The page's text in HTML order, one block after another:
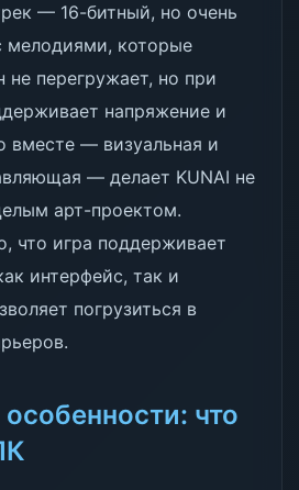
— 16-битный, но очень
мелодиями, которые
не перегружает, но при
напряжение и
вместе — визуальная и
— делает KUNAI не
арт-проектом.
что игра поддерживает
интерфейс, так и
погрузиться в
особенности: что